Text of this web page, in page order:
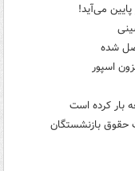
می‌آید!
شده
اسپور
بار کرده است
حقوق بازنشستگان